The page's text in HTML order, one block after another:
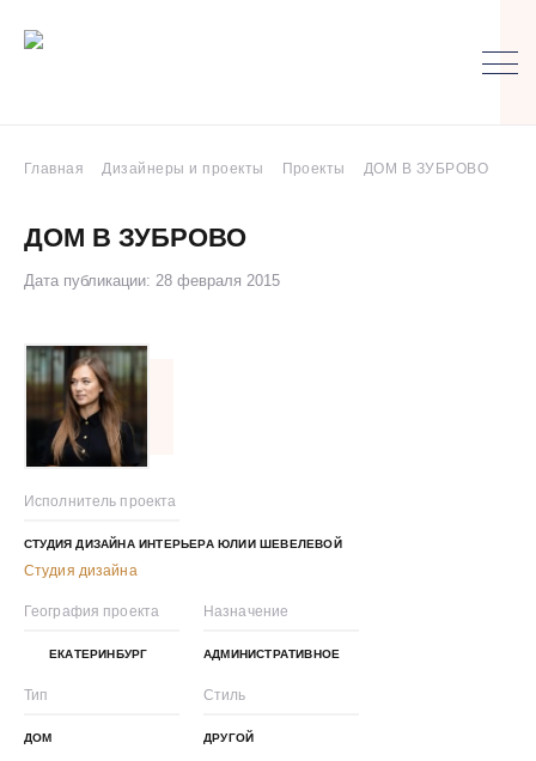
Главная Дизайнеры и проекты Проекты ДОМ В ЗУБРОВО
ДОМ В ЗУБРОВО
Дата публикации: 28 февраля 2015
Исполнитель проекта
СТУДИЯ ДИЗАЙНА ИНТЕРЬЕРА ЮЛИИ ШЕВЕЛЕВОЙ
Студия дизайна
География проекта
ЕКАТЕРИНБУРГ
Назначение
АДМИНИСТРАТИВНОЕ
Тип
ДОМ
Стиль
ДРУГОЙ